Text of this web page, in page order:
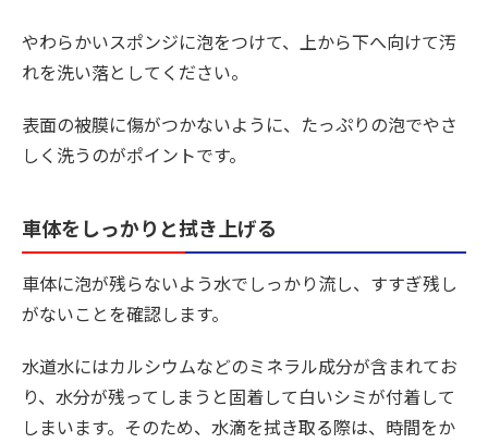
やわらかいスポンジに泡をつけて、上から下へ向けて汚
れを洗い落としてください。
表面の被膜に傷がつかないように、たっぷりの泡でやさ
しく洗うのがポイントです。
車体をしっかりと拭き上げる
車体に泡が残らないよう水でしっかり流し、すすぎ残し
がないことを確認します。
水道水にはカルシウムなどのミネラル成分が含まれてお
り、水分が残ってしまうと固着して白いシミが付着して
しまいます。そのため、水滴を拭き取る際は、時間をか